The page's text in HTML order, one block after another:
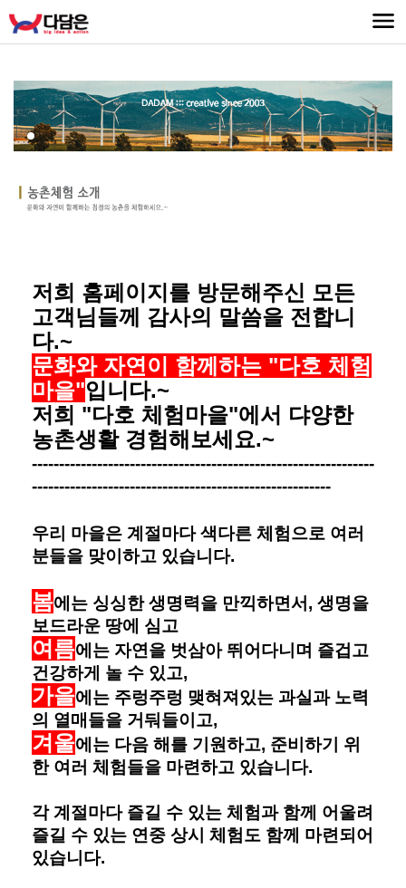
저희 홈페이지를 방문해주신 모든
고객님들께 감사의 말씀을 전합니
다.~
문화와 자연이 함께하는 "다호 체험
마을"입니다.~
저희 "다호 체험마을"에서 댜양한
농촌생활 경험해보세요.~
---------------------------------------------------------------
-------------------------------------------------------
우리 마을은 계절마다 색다른 체험으로 여러
분들을 맞이하고 있습니다.
봄에는 싱싱한 생명력을 만끽하면서, 생명을
보드라운 땅에 심고
여름에는 자연을 벗삼아 뛰어다니며 즐겁고
건강하게 놀 수 있고,
가을에는 주렁주렁 맺혀져있는 과실과 노력
의 열매들을 거둬들이고,
겨울에는 다음 해를 기원하고, 준비하기 위
한 여러 체험들을 마련하고 있습니다.
각 계절마다 즐길 수 있는 체험과 함께 어울려
즐길 수 있는 연중 상시 체험도 함께 마련되어
있습니다.